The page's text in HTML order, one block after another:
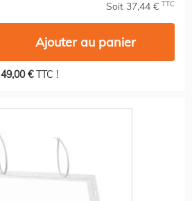
Soit 37,44 € TTC
Ajouter au panier
49,00 €TTC !